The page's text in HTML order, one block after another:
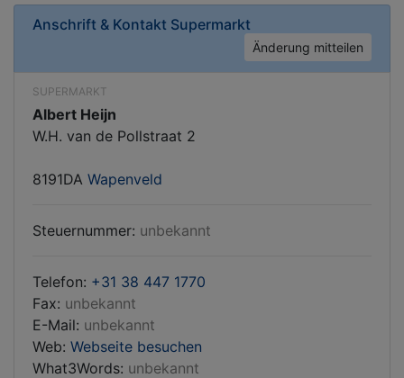
Anschrift & Kontakt Supermarkt
Änderung mitteilen
SUPERMARKT
Albert Heijn
W.H. van de Pollstraat 2
8191DA Wapenveld
Steuernummer: unbekannt
Telefon: +31 38 447 1770
Fax: unbekannt
E-Mail: unbekannt
Web: Webseite besuchen
What3Words: unbekannt